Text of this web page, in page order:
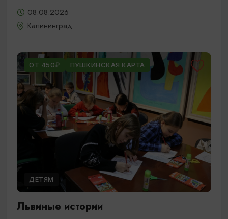
08.08.2026
Калининград
ОТ 450₽ ПУШКИНСКАЯ КАРТА
ДЕТЯМ
Львиные истории